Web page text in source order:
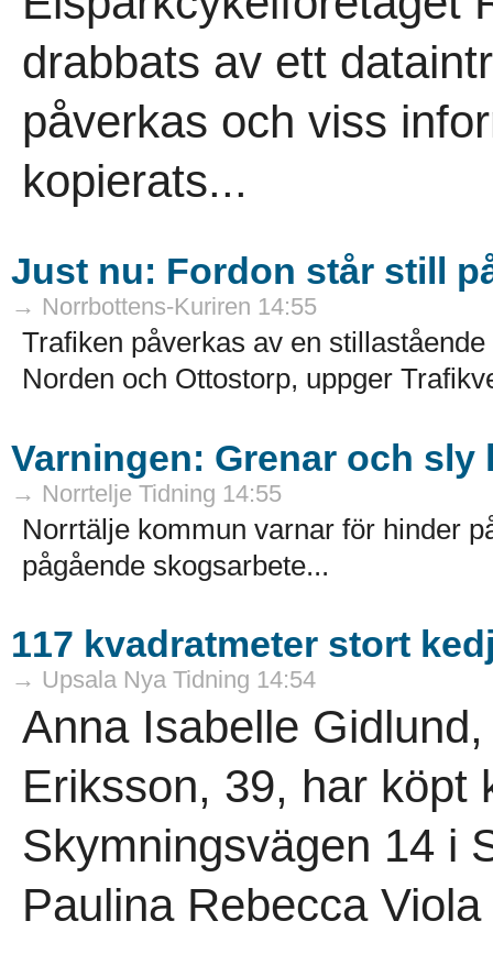
drabbats av ett
påverkas och viss
kopierats...
Just nu: Fordon står still
→ Norrbottens-Kuriren 14:55
Trafiken påverkas av en
Norden och Ottostorp, uppger
Varningen: Grenar och
→ Norrtelje Tidning 14:55
Norrtälje kommun varnar för hinder
pågående skogsarbete...
117 kvadratmeter stort
→ Upsala Nya Tidning 14:54
Anna Isabelle
Eriksson, 39, har köpt
Skymningsvägen 14 i
Paulina Rebecca